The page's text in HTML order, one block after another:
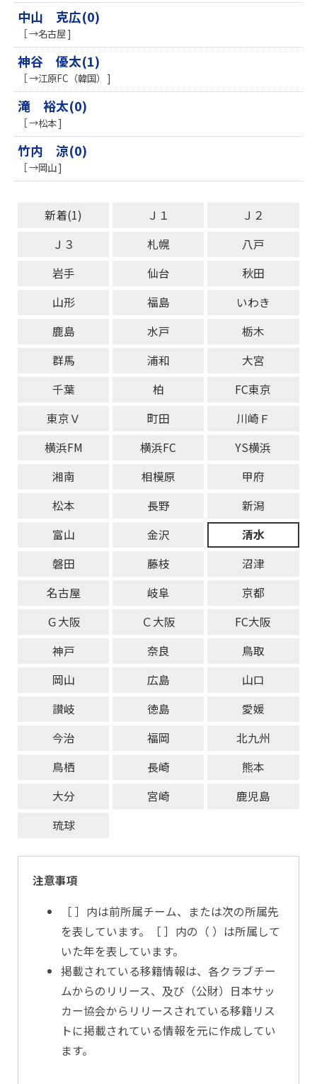
中山 克広(0)
［ →名古屋 ]
神谷 優太(1)
［ →江原FC（韓国） ]
滝 裕太(0)
［ →松本 ]
竹内 涼(0)
［ →岡山 ]
新着(1) Ｊ１
Ｊ２
Ｊ３
札幌
八戸
岩手
仙台
秋田
山形
福島
いわき
鹿島
水戸
栃木
群馬
浦和
大宮
千葉
柏
FC東京
東京Ｖ
町田
川崎Ｆ
横浜FM
横浜FC
YS横浜
湘南
相模原
甲府
松本
長野
新潟
富山
金沢
清水
磐田
藤枝
沼津
名古屋
岐阜
京都
Ｇ大阪
Ｃ大阪
FC大阪
神戸
奈良
鳥取
岡山
広島
山口
讃岐
徳島
愛媛
今治
福岡
北九州
鳥栖
長崎
熊本
大分
宮崎
鹿児島
琉球
注意事項
［ ］内は前所属チーム、または次の所属先
を表しています。［ ］内の（ ）は所属して
いた年を表しています。
掲載されている移籍情報は、各クラブチー
ムからのリリース、及び（公財）日本サッ
カー協会からリリースされている移籍リス
トに掲載されている情報を元に作成してい
ます。